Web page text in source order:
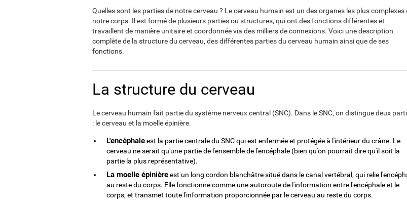
Quelles sont les parties de notre cerveau ? Le cerveau humain est un des organes les plus complexes
notre corps. Il est formé de plusieurs parties ou structures, qui ont des fonctions différentes et
travaillent de manière unitaire et coordonnée via des milliers de connexions. Voici une description
complète de la structure du cerveau, des différentes parties du cerveau humain ainsi que de ses
fonctions.
La structure du cerveau
Le cerveau humain fait partie du système nerveux central (SNC). Dans le SNC, on distingue deux
: le cerveau et la moelle épinière.
L'encéphaleest la partie centrale du SNC qui est enfermée et protégée à l'intérieur du crâne. Le
cerveau ne serait qu'une partie de l'ensemble de l'encéphale (bien qu'on pourrait dire qu'il soit la
partie la plus représentative).
La moelle épinièreest un long cordon blanchâtre situé dans le canal vertébral, qui relie
au reste du corps. Elle fonctionne comme une autoroute de l'information entre l'encéphale et le
corps, et transmet toute l'information proporcionnée par le cerveau au reste du corps.